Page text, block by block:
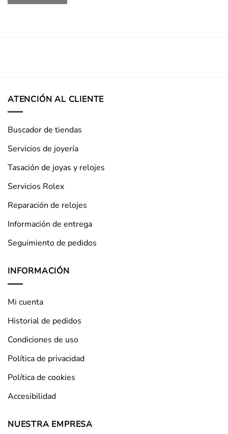
ATENCIÓN AL CLIENTE
Buscador de tiendas
Servicios de joyería
Tasación de joyas y relojes
Servicios Rolex
Reparación de relojes
Información de entrega
Seguimiento de pedidos
INFORMACIÓN
Mi cuenta
Historial de pedidos
Condiciones de uso
Política de privacidad
Política de cookies
Accesibilidad
NUESTRA EMPRESA